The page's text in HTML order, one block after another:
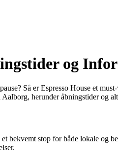
og
Så er Espresso House et
herunder åbningstider og
stop for både lokale og